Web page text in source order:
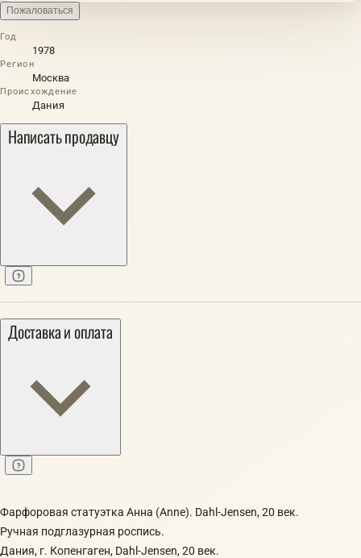
Пожаловаться
Год
1978
Регион
Москва
Происхождение
Дания
Написать продавцу
Доставка и оплата
Фарфоровая статуэтка Анна (Anne). Dahl-Jensen, 20 век.
Ручная подглазурная роспись.
Дания, г. Копенгаген, Dahl-Jensen, 20 век.